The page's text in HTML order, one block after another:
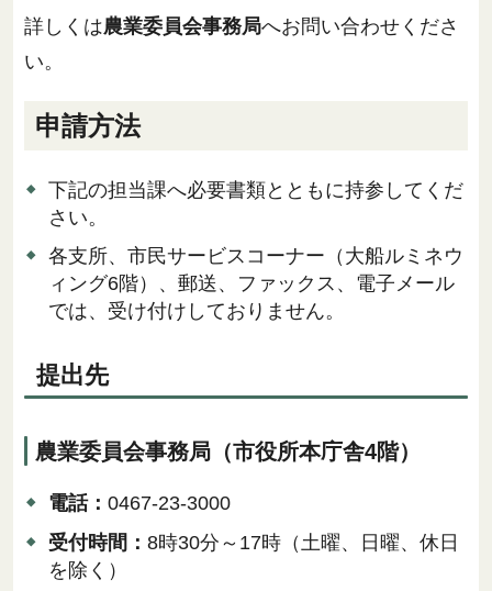
詳しくは農業委員会事務局へお問い合わせくださ
い。
申請方法
下記の担当課へ必要書類とともに持参してくだ
さい。
各支所、市民サービスコーナー（大船ルミネウ
ィング6階）、郵送、ファックス、電子メール
では、受け付けしておりません。
提出先
農業委員会事務局（市役所本庁舎4階）
電話： 0467-23-3000
受付時間： 8時30分～17時（土曜、日曜、休日
を除く）